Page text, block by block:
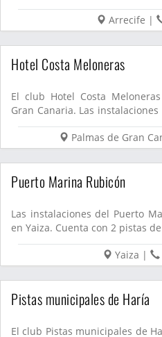
Arrecife |
Hotel Costa Meloneras
El club Hotel Costa
Gran Canaria. Las
de pá...
Palmas de Gran
Puerto Marina Rubicón
Las instalaciones del Puerto
en Yaiza. Cuenta con 2 pistas
Yaiza |
Pistas municipales de Haría
El club Pistas municipales de